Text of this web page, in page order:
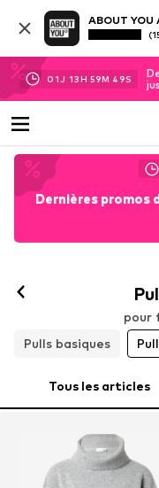
ABOUT YOU
01J 13H 59M 46S
Dernières promos
pour
Pulls basiques
Tous les articles